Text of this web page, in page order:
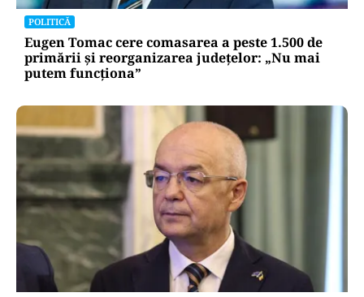
POLITICĂ
Eugen Tomac cere comasarea a peste 1.500 de
primării și reorganizarea județelor: „Nu mai
putem funcționa”